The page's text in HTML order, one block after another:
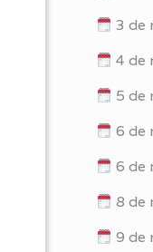
3 de
4 de
5 de
6 de
6 de
8 de
9 de